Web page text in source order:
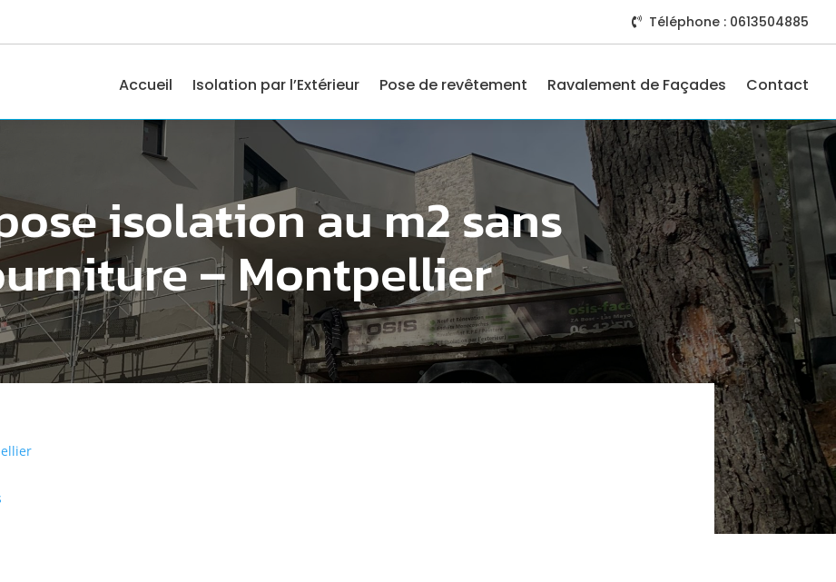
 Téléphone : 0613504885
Accueil Isolation par l’Extérieur Pose de revêtement Ravalement de Façades Contact
isolation au m2 sans
– Montpellier